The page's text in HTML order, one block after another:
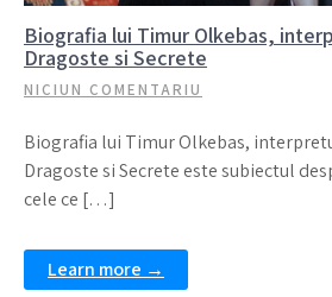
Biografia lui Timur Olkebas,
Dragoste si Secrete
NICIUN COMENTARIU
Biografia lui Timur Olkebas,
Dragoste si Secrete este subiectul
cele ce […]
Learn more →